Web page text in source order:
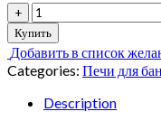
+
Дровяная
печь
для
бани
Ермак
24
Купить
Добавить в список
Categories: Печи для
Description